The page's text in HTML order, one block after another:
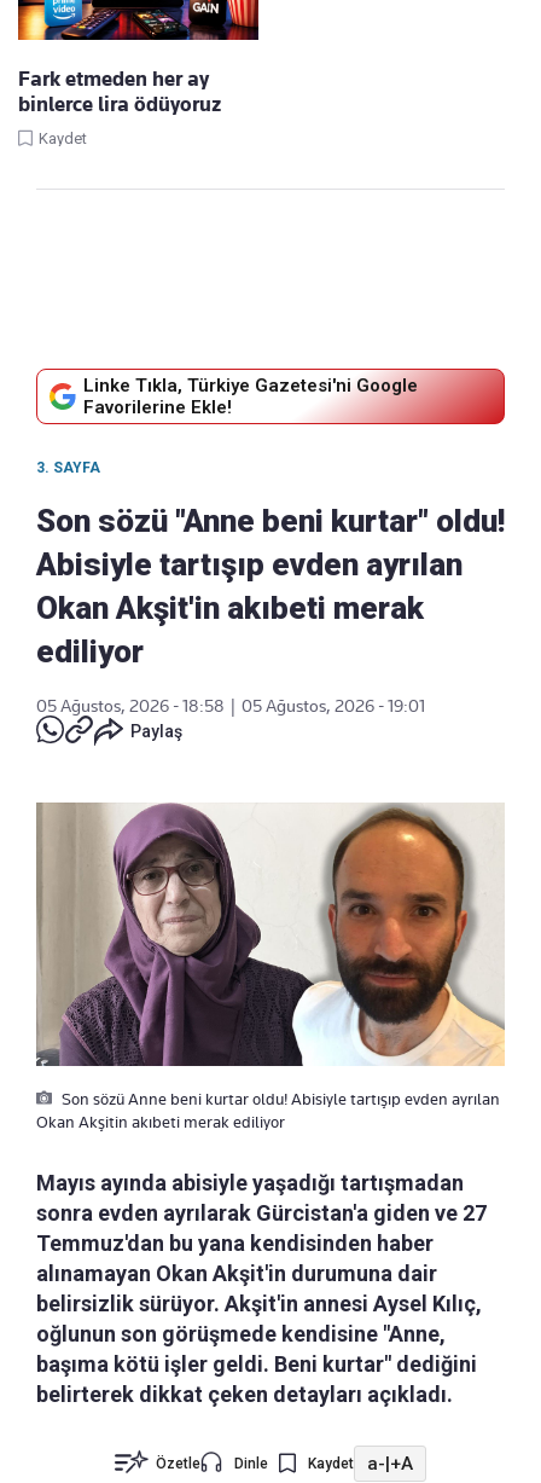
Fark etmeden her ay
binlerce lira ödüyoruz
Kaydet
Linke Tıkla, Türkiye Gazetesi'ni Google
Favorilerine Ekle!
3. SAYFA
Son sözü "Anne beni kurtar" oldu!
Abisiyle tartışıp evden ayrılan
Okan Akşit'in akıbeti merak
ediliyor
05 Ağustos, 2026 - 18:58
05 Ağustos, 2026 - 19:01
Paylaş
Son sözü Anne beni kurtar oldu! Abisiyle tartışıp evden ayrılan
Okan Akşitin akıbeti merak ediliyor
Mayıs ayında abisiyle yaşadığı tartışmadan
sonra evden ayrılarak Gürcistan'a giden ve 27
Temmuz'dan bu yana kendisinden haber
alınamayan Okan Akşit'in durumuna dair
belirsizlik sürüyor. Akşit'in annesi Aysel Kılıç,
oğlunun son görüşmede kendisine "Anne,
başıma kötü işler geldi. Beni kurtar" dediğini
belirterek dikkat çeken detayları açıkladı.
Özetle Dinle Kaydet a-|+A